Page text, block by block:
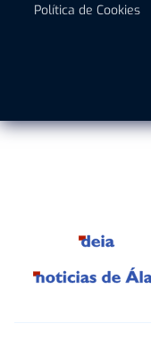
Política de Cookies